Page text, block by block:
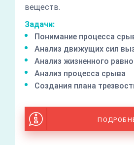
веществ.
Задачи:
Понимание процесса
Анализ движущих сил
Анализ жизненного
Анализ процесса срыва
Создания плана